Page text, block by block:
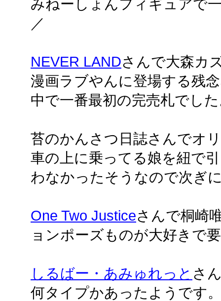
みねーしょんフィギュアで
／
NEVER LANDさんで大森カ
漫画ラブやんに登場する残
中で一番最初の完売札でし
苔のかんさつ日誌さんでオ
車の上に乗ってる娘を紐で
わなかったそうなので次ぎ
One Two Justiceさんで桐崎
ョンポーズものが大好きで
しるばー・あみゅれっと さ
何タイプかあったようです